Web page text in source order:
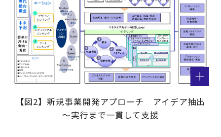
【図2】新規事業開発アプローチ アイデア抽出
～実行まで一貫して支援